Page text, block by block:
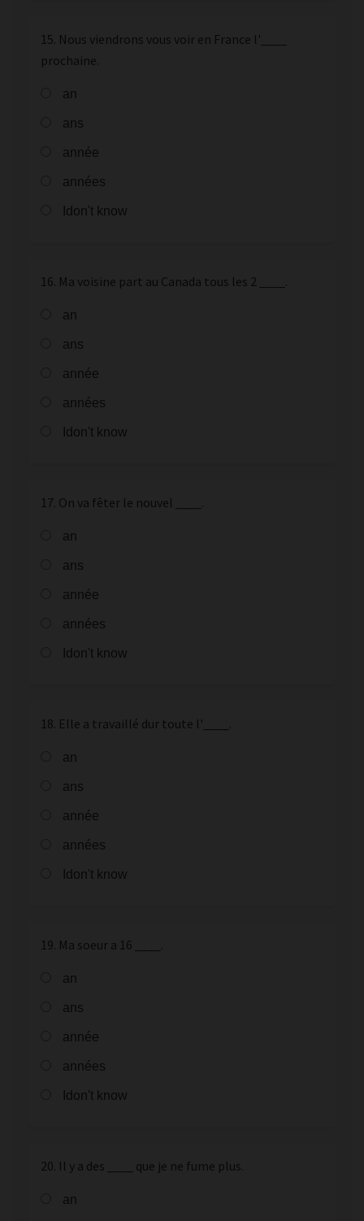
15. Nous viendrons vous voir en France l'____
prochaine.
an
ans
année
années
Idon't know
16. Ma voisine part au Canada tous les 2 ____.
an
ans
année
années
Idon't know
17. On va fêter le nouvel ____.
an
ans
année
années
Idon't know
18. Elle a travaillé dur toute l'____.
an
ans
année
années
Idon't know
19. Ma soeur a 16 ____.
an
ans
année
années
Idon't know
20. Il y a des ____ que je ne fume plus.
an